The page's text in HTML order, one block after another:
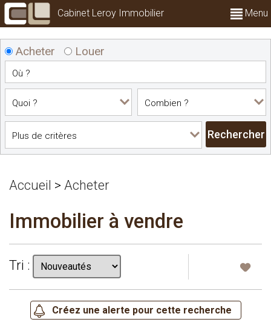
Cabinet Leroy Immobilier Menu
Acheter Louer
Accueil > Acheter
Immobilier à vendre
Tri :